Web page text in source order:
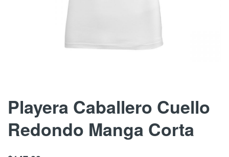
to
the
beginning
of
Playera Caballero Cuello
Redondo Manga Corta